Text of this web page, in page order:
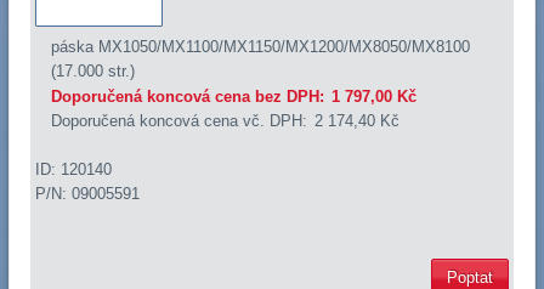
páska MX1050/MX1100/MX1150/MX1200/MX8050/MX8100
(17.000 str.)
Doporučená koncová cena bez DPH: 1 797,00 Kč
Doporučená koncová cena vč. DPH: 2 174,40 Kč
ID: 120140
P/N: 09005591
Poptat